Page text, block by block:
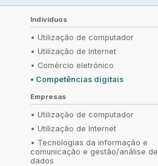
Indivíduos
• Utilização de computador
• Utilização de Internet
• Comércio eletrónico
• Competências digitais
Empresas
• Utilização de computador
• Utilização de Internet
• Tecnologias da informação e
comunicação e gestão/análise de
dados